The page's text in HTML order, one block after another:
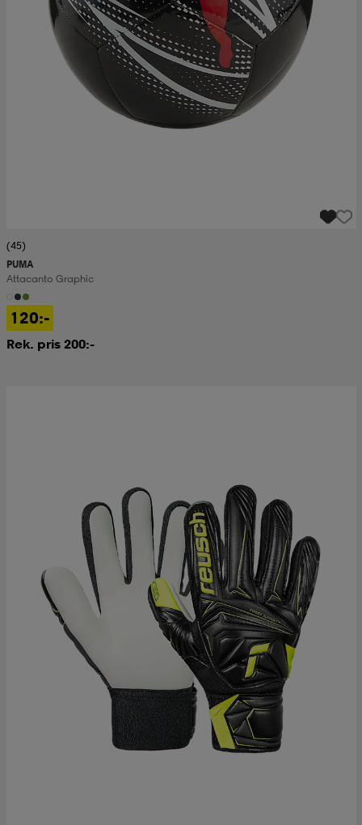
(45)
PUMA
Attacanto Graphic
120:-
Rek. pris 200:-